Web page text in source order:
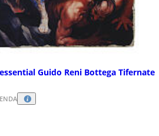
Guido Reni Bottega Tifernate